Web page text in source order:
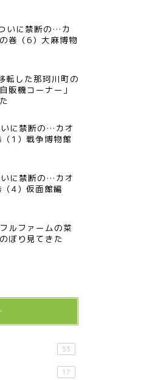
いに禁断の…カ
巻（6）大麻博物
転した那珂川町の
販機コーナー」
に禁断の…カオ
1）戦争博物館
に禁断の…カオ
4）仮面館編
ルファームの菜
ぼり見てきた
53
17